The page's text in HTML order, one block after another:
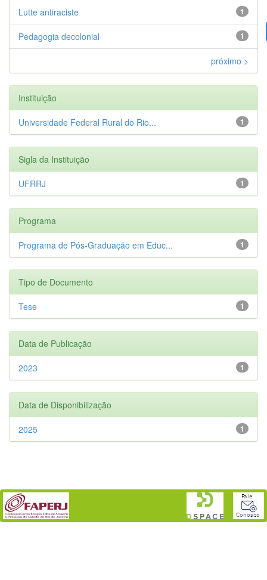
1
Lutte antiraciste
1
Pedagogia decolonial
próximo >
Instituição
1
Universidade Federal Rural do Rio...
Sigla da Instituição
1
UFRRJ
Programa
1
Programa de Pós-Graduação em Educ...
Tipo de Documento
1
Tese
Data de Publicação
1
2023
Data de Disponibilização
1
2025